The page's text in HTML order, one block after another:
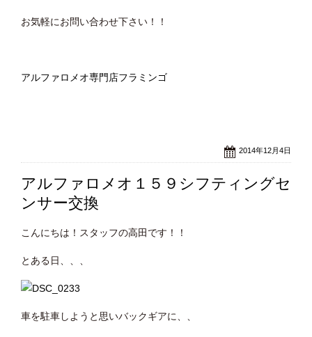
お気軽にお問い合わせ下さい！！
アルファロメオ専門店フラミンゴ
2014年12月4日
アルファロメオ１５９シフティングセ
ンサー交換
こんにちは！スタッフの高田です！！
とある日、、、
車を駐車しようと思いバックギアに、、